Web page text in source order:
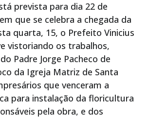
prevista para dia 22 de
que se celebra a chegada da
quarta, 15, o Prefeito Vinicius
vistoriando os trabalhos,
Padre Jorge Pacheco de
da Igreja Matriz de Santa
que venceram a
para instalação da floricultura
pela obra, e dos